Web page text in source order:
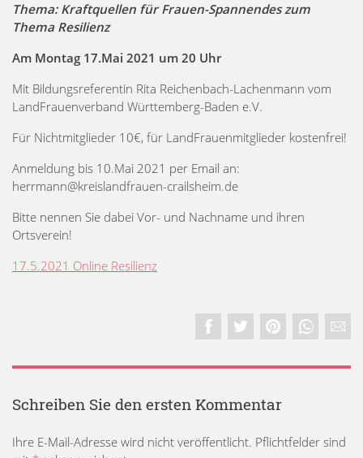
Thema: Kraftquellen für Frauen-Spannendes zum
Thema Resilienz
Am Montag 17.Mai 2021 um 20 Uhr
Mit Bildungsreferentin Rita Reichenbach-Lachenmann vom
LandFrauenverband Württemberg-Baden e.V.
Für Nichtmitglieder 10€, für LandFrauenmitglieder kostenfrei!
Anmeldung bis 10.Mai 2021 per Email an:
herrmann@kreislandfrauen-crailsheim.de
Bitte nennen Sie dabei Vor- und Nachname und ihren
Ortsverein!
17.5.2021 Online Resilienz
Schreiben Sie den ersten Kommentar
Ihre E-Mail-Adresse wird nicht veröffentlicht. Pflichtfelder sind